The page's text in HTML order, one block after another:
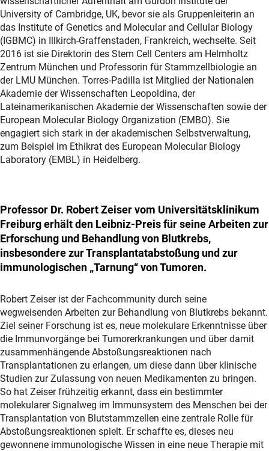
University of Cambridge, UK, bevor sie als Gruppenleiterin an
das Institute of Genetics and Molecular and Cellular Biology
(IGBMC) in Illkirch‐Graffenstaden, Frankreich, wechselte. Seit
2016 ist sie Direktorin des Stem Cell Centers am Helmholtz
Zentrum München und Professorin für Stammzellbiologie an
der LMU München. Torres-Padilla ist Mitglied der Nationalen
Akademie der Wissenschaften Leopoldina, der
Lateinamerikanischen Akademie der Wissenschaften sowie der
European Molecular Biology Organization (EMBO). Sie
engagiert sich stark in der akademischen Selbstverwaltung,
zum Beispiel im Ethikrat des European Molecular Biology
Laboratory (EMBL) in Heidelberg.
Professor Dr. Robert Zeiser vom Universitätsklinikum
Freiburg erhält den Leibniz-Preis für seine Arbeiten zur
Erforschung und Behandlung von Blutkrebs,
insbesondere zur Transplantatabstoßung und zur
immunologischen „Tarnung“ von Tumoren.
Robert Zeiser ist der Fachcommunity durch seine
wegweisenden Arbeiten zur Behandlung von Blutkrebs bekannt.
Ziel seiner Forschung ist es, neue molekulare Erkenntnisse über
die Immunvorgänge bei Tumorerkrankungen und über damit
zusammenhängende Abstoßungsreaktionen nach
Transplantationen zu erlangen, um diese dann über klinische
Studien zur Zulassung von neuen Medikamenten zu bringen.
So hat Zeiser frühzeitig erkannt, dass ein bestimmter
molekularer Signalweg im Immunsystem des Menschen bei der
Transplantation von Blutstammzellen eine zentrale Rolle für
Abstoßungsreaktionen spielt. Er schaffte es, dieses neu
gewonnene immunologische Wissen in eine neue Therapie mit